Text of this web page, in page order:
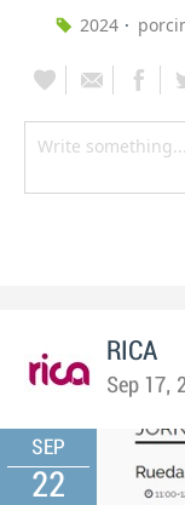
2024
RICA
Sep 17,
SEP
22